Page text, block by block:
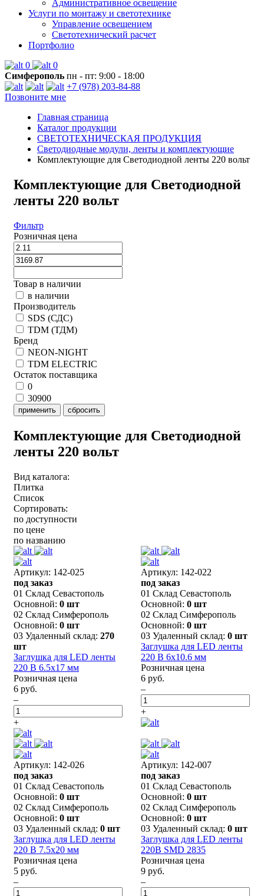
Административное освещение
Услуги по монтажу и светотехнике
Управление освещением
Светотехнический расчет
Портфолио
0
0
Симферополь пн - пт: 9:00 - 18:00
+7 (978) 203-84-88
Позвоните мне
Главная страница
Каталог продукции
СВЕТОТЕХНИЧЕСКАЯ ПРОДУКЦИЯ
Светодиодные модули, ленты и комплектующие
Комплектующие для Светодиодной ленты 220 вольт
Комплектующие для Светодиодной
ленты 220 вольт
Фильтр
Розничная цена
Товар в наличии
в наличии
Производитель
SDS (СДС)
TDM (ТДМ)
Бренд
NEON-NIGHT
TDM ELECTRIC
Остаток поставщика
0
30900
применить сбросить
Комплектующие для Светодиодной
ленты 220 вольт
Вид каталога:
Плитка
Список
Сортировать:
по доступности
по цене
по названию
Артикул: 142-025
под заказ
01 Склад Севастополь
Основной: 0 шт
02 Склад Симферополь
Основной: 0 шт
03 Удаленный склад: 270
шт
Заглушка для LED ленты
220 В 6.5x17 мм
Розничная цена
6 руб.
–
+
Артикул: 142-022
под заказ
01 Склад Севастополь
Основной: 0 шт
02 Склад Симферополь
Основной: 0 шт
03 Удаленный склад: 0 шт
Заглушка для LED ленты
220 В 6x10.6 мм
Розничная цена
6 руб.
–
+
Артикул: 142-026
под заказ
01 Склад Севастополь
Основной: 0 шт
02 Склад Симферополь
Основной: 0 шт
03 Удаленный склад: 0 шт
Заглушка для LED ленты
220 В 7.5x20 мм
Розничная цена
5 руб.
–
Артикул: 142-007
под заказ
01 Склад Севастополь
Основной: 0 шт
02 Склад Симферополь
Основной: 0 шт
03 Удаленный склад: 0 шт
Заглушка для LED ленты
220В SMD 2835
Розничная цена
9 руб.
–